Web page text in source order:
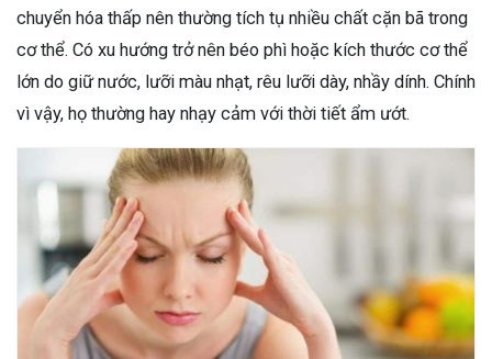
chuyển hóa thấp nên thường tích tụ nhiều chất cặn bã trong
cơ thể. Có xu hướng trở nên béo phì hoặc kích thước cơ thể
lớn do giữ nước, lưỡi màu nhạt, rêu lưỡi dày, nhầy dính. Chính
vì vậy, họ thường hay nhạy cảm với thời tiết ẩm ướt.